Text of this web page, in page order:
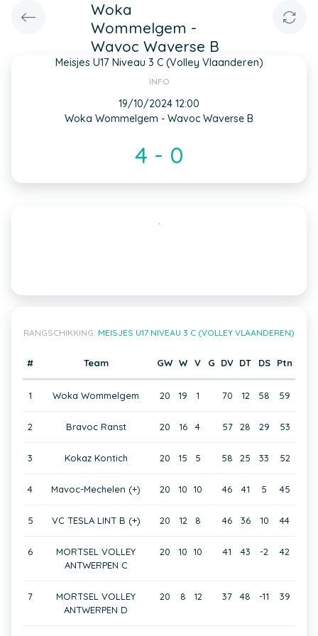
Woka
Wommelgem -
Wavoc Waverse B
Meisjes U17 Niveau 3 C (Volley Vlaanderen)
INFO
19/10/2024 12:00
Woka Wommelgem - Wavoc Waverse B
4 - 0
,
RANGSCHIKKING: MEISJES U17 NIVEAU 3 C (VOLLEY VLAANDEREN)
# Team GW W V G DV DT DS Ptn
1 Woka Wommelgem 20 19 1 70 12 58 59
2 Bravoc Ranst 20 16 4 57 28 29 53
3 Kokaz Kontich 20 15 5 58 25 33 52
4 Mavoc-Mechelen (+) 20 10 10 46 41 5 45
5 VC TESLA LINT B (+) 20 12 8 46 36 10 44
6
MORTSEL VOLLEY
ANTWERPEN C
20 10 10 41 43 -2 42
7
MORTSEL VOLLEY
ANTWERPEN D
20 8 12 37 48 -11 39